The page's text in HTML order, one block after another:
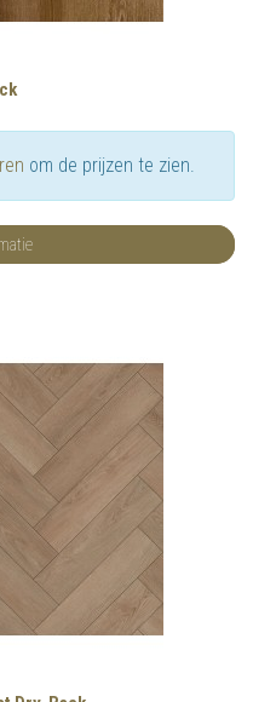
om de prijzen te zien.